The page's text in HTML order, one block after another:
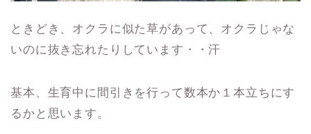
ときどき、オクラに似た草があって、オクラじゃな
いのに抜き忘れたりしています・・汗
基本、生育中に間引きを行って数本か１本立ちにす
るかと思います。